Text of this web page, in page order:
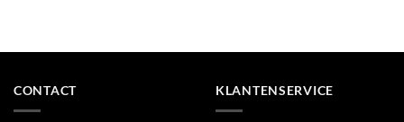
CONTACT KLANTENSERVICE